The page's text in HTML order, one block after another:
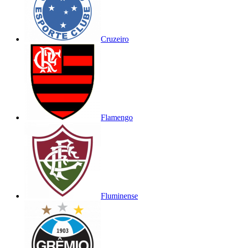
Cruzeiro
Flamengo
Fluminense